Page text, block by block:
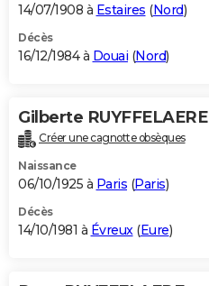
14/07/1908 à Estaires (Nord)
Décès
16/12/1984 à Douai (Nord)
Gilberte RUYFFELAERE
Créer une cagnotte obsèques
Naissance
06/10/1925 à Paris (Paris)
Décès
14/10/1981 à Évreux(Eure)